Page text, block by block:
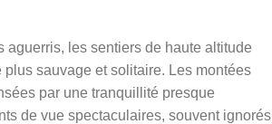
aguerris, les sentiers de haute altitude
plus sauvage et solitaire. Les montées
par une tranquillité presque
de vue spectaculaires, souvent ignorés